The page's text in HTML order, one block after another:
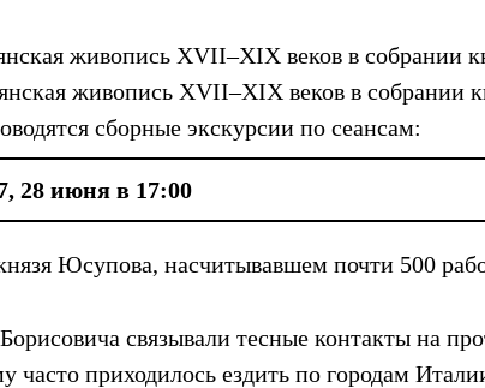
живопись XVII–XIX веков в собрании
живопись XVII–XIX веков в собрании
сборные экскурсии по сеансам:
28 июня в 17:00
Юсупова, насчитывавшем почти 500
связывали тесные контакты на
часто приходилось ездить по городам